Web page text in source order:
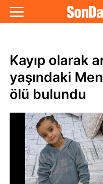
Kayıp olarak
yaşındaki
ölü bulundu